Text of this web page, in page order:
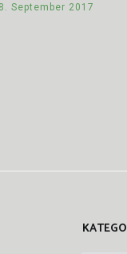
8. September 2017